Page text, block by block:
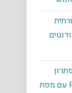
בעיות באמצעות שילוב מודל POGIL עם מפת